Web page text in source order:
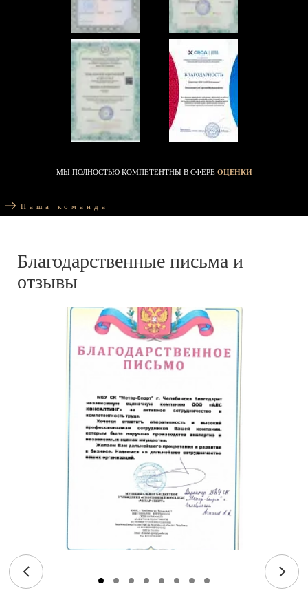
МЫ ПОЛНОСТЬЮ КОМПЕТЕНТНЫ В СФЕРЕ ОЦЕНКИ
Наша команда
Благодарственные письма и
отзывы